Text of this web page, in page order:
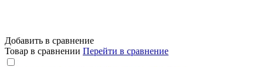
Добавить в сравнение
Товар в сравнении Перейти в сравнение